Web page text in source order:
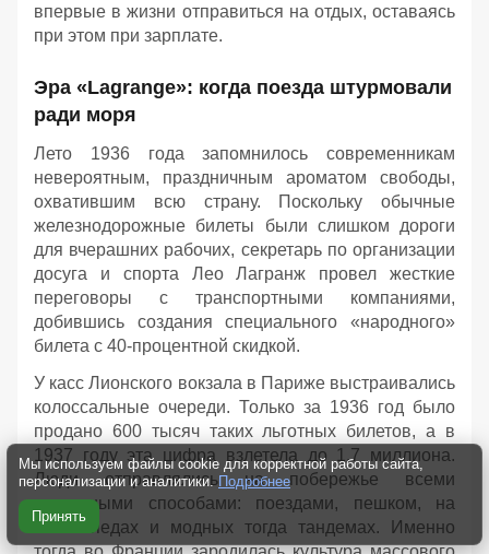
впервые в жизни отправиться на отдых, оставаясь
при этом при зарплате.
Эра «Lagrange»: когда поезда штурмовали
ради моря
Лето 1936 года запомнилось современникам
невероятным, праздничным ароматом свободы,
охватившим всю страну. Поскольку обычные
железнодорожные билеты были слишком дороги
для вчерашних рабочих, секретарь по организации
досуга и спорта Лео Лагранж провел жесткие
переговоры с транспортными компаниями,
добившись создания специального «народного»
билета с 40-процентной скидкой.
У касс Лионского вокзала в Париже выстраивались
колоссальные очереди. Только за 1936 год было
продано 600 тысяч таких льготных билетов, а в
1937 году эта цифра взлетела до 1,7 миллиона.
Люди отправлялись на побережье всеми
доступными способами: поездами, пешком, на
велосипедах и модных тогда тандемах. Именно
Мы используем файлы cookie для корректной работы сайта,
персонализации и аналитики. Подробнее
Принять